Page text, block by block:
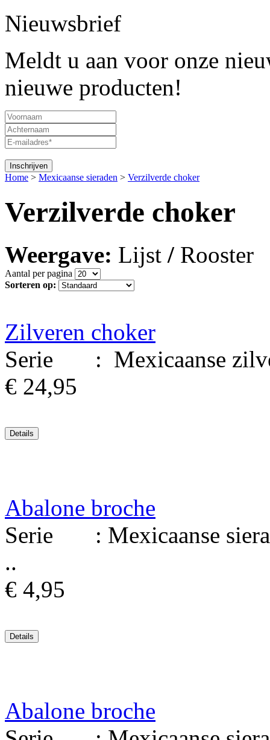
Nieuwsbrief
Meldt u aan voor onze
nieuwe producten!
Home > Mexicaanse sieraden > Verzilverde choker
Verzilverde choker
Weergave: Lijst / Rooster
Aantal per pagina
Sorteren op:
Zilveren choker
Serie : Mexicaanse
€ 24,95
Abalone broche
Serie : Mexicaanse
..
€ 4,95
Abalone broche